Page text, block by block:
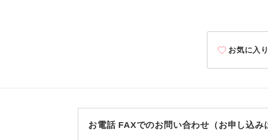
お気に入
お電話 FAXでのお問い合わせ（お申し込み
1名様催行
2名様催行
ご夫婦限定